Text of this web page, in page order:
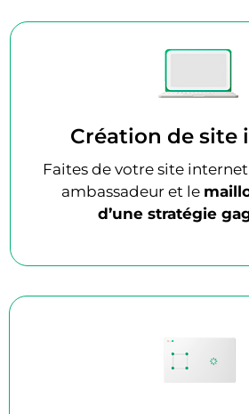
Création de site
Faites de votre site
ambassadeur et le
d’une stratégie